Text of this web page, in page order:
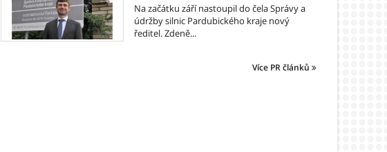
Na začátku září nastoupil do čela Správy a
údržby silnic Pardubického kraje nový
ředitel. Zdeně...
Více PR článků